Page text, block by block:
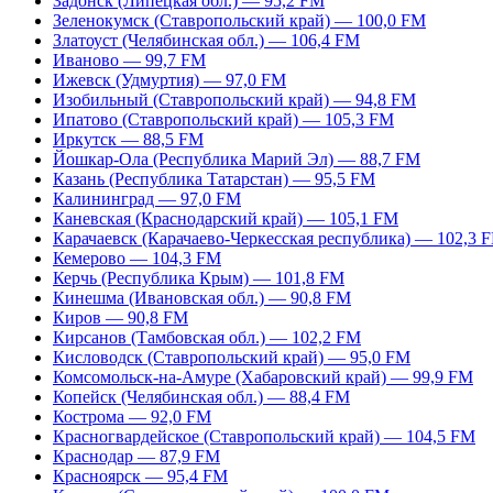
Зеленокумск (Ставропольский край) — 100,0 FM
Златоуст (Челябинская обл.) — 106,4 FM
Иваново — 99,7 FM
Ижевск (Удмуртия) — 97,0 FM
Изобильный (Ставропольский край) — 94,8 FM
Ипатово (Ставропольский край) — 105,3 FM
Иркутск — 88,5 FM
Йошкар-Ола (Республика Марий Эл) — 88,7 FM
Казань (Республика Татарстан) — 95,5 FM
Калининград — 97,0 FM
Каневская (Краснодарский край) — 105,1 FM
Карачаевск (Карачаево-Черкесская республика) — 102,3
Кемерово — 104,3 FM
Керчь (Республика Крым) — 101,8 FM
Кинешма (Ивановская обл.) — 90,8 FM
Киров — 90,8 FM
Кирсанов (Тамбовская обл.) — 102,2 FM
Кисловодск (Ставропольский край) — 95,0 FM
Комсомольск-на-Амуре (Хабаровский край) — 99,9 FM
Копейск (Челябинская обл.) — 88,4 FM
Кострома — 92,0 FM
Красногвардейское (Ставропольский край) — 104,5 FM
Краснодар — 87,9 FM
Красноярск — 95,4 FM